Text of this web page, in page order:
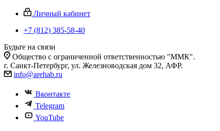
Личный кабинет
+7 (812) 385-58-40
Будьте на связи
Общество с ограниченной ответственностью "ММК".
г. Санкт-Петербург, ул. Железноводская дом 32, АФР.
info@arehab.ru
Вконтакте
Telegram
YouTube